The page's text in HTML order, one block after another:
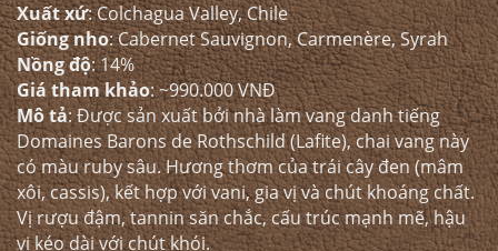
Xuất xứ: Colchagua Valley, Chile
Giống nho: Cabernet Sauvignon, Carmenère, Syrah
Nồng độ: 14%
Giá tham khảo: ~990.000 VNĐ
Mô tả: Được sản xuất bởi nhà làm vang danh tiếng
Domaines Barons de Rothschild (Lafite), chai vang này
có màu ruby sâu. Hương thơm của trái cây đen (mâm
xôi, cassis), kết hợp với vani, gia vị và chút khoáng chất.
Vị rượu đậm, tannin săn chắc, cấu trúc mạnh mẽ, hậu
vị kéo dài với chút khói.